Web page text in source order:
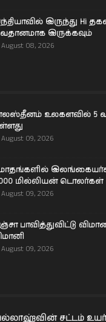
இருந்து Hi
இருக்கவும்
August 08, 2026
உலகளவில் 5
August 09, 2026
மில்லியன் டொலர்கள்
August 09, 2026
பாவித்துவிட்டு
August 09, 2026
சட்டம்